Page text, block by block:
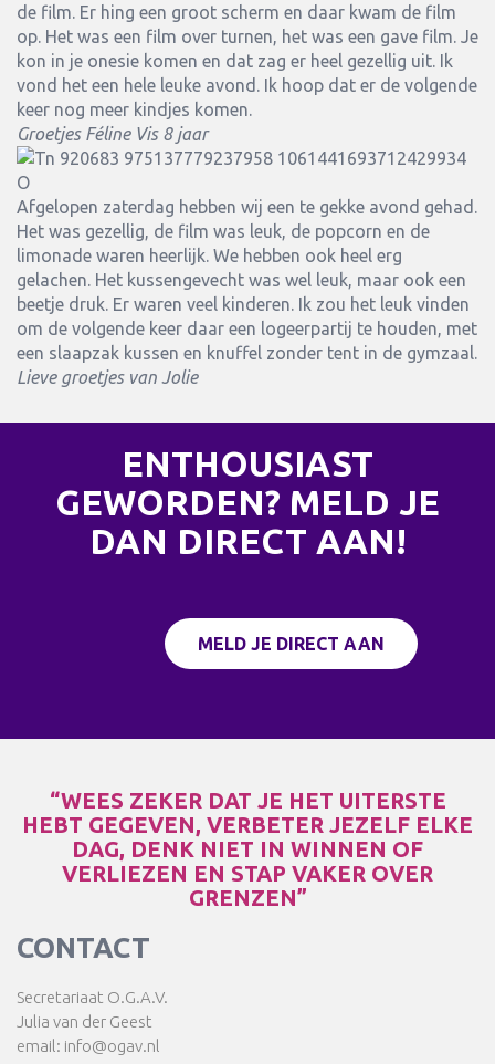
de film. Er hing een groot scherm en daar kwam de film
op. Het was een film over turnen, het was een gave film. Je
kon in je onesie komen en dat zag er heel gezellig uit. Ik
vond het een hele leuke avond. Ik hoop dat er de volgende
keer nog meer kindjes komen.
Groetjes Féline Vis 8 jaar
Afgelopen zaterdag hebben wij een te gekke avond gehad.
Het was gezellig, de film was leuk, de popcorn en de
limonade waren heerlijk. We hebben ook heel erg
gelachen. Het kussengevecht was wel leuk, maar ook een
beetje druk. Er waren veel kinderen. Ik zou het leuk vinden
om de volgende keer daar een logeerpartij te houden, met
een slaapzak kussen en knuffel zonder tent in de gymzaal.
Lieve groetjes van Jolie
ENTHOUSIAST
GEWORDEN? MELD JE
DAN DIRECT AAN!
MELD JE DIRECT AAN
“WEES ZEKER DAT JE HET UITERSTE
HEBT GEGEVEN, VERBETER JEZELF ELKE
DAG, DENK NIET IN WINNEN OF
VERLIEZEN EN STAP VAKER OVER
GRENZEN”
CONTACT
Secretariaat O.G.A.V.
Julia van der Geest
email: info@ogav.nl